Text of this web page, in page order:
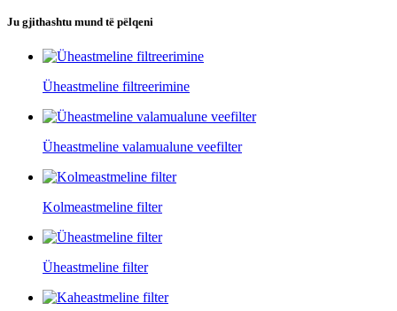
Ju gjithashtu mund të pëlqeni
Üheastmeline filtreerimine
Üheastmeline valamualune veefilter
Kolmeastmeline filter
Üheastmeline filter